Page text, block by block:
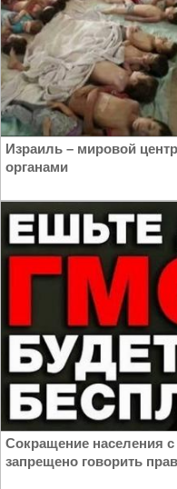
Израиль – мировой
органами
Сокращение населения
запрещено говорить